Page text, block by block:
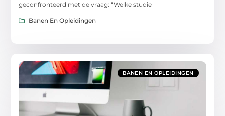
geconfronteerd met de vraag: “Welke studie
Banen En Opleidingen
BANEN EN OPLEIDINGEN